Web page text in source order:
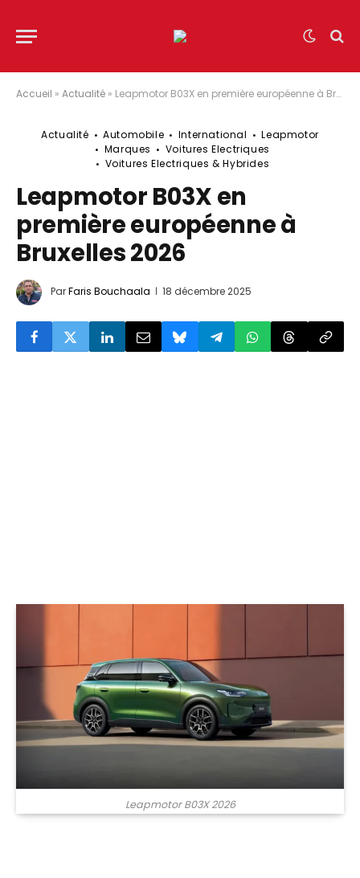
Accueil » Actualité » Leapmotor B03X en première européenne à Bruxelles 2026
Actualité Automobile International
Leapmotor
Marques
Voitures Electriques
Voitures Electriques & Hybrides
Leapmotor B03X en
première européenne à
Bruxelles 2026
ParFaris Bouchaala 18 décembre 2025
Leapmotor B03X 2026